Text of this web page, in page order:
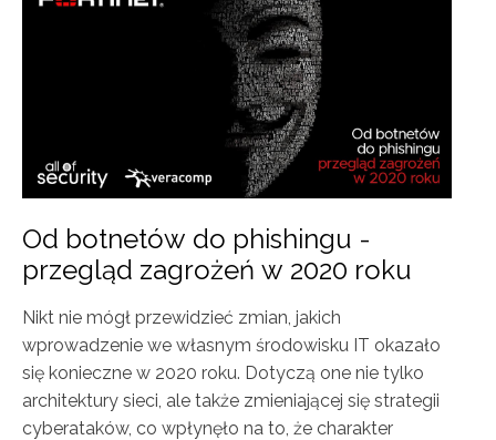
Od botnetów do phishingu -
przegląd zagrożeń w 2020 roku
Nikt nie mógł przewidzieć zmian, jakich
wprowadzenie we własnym środowisku IT okazało
się konieczne w 2020 roku. Dotyczą one nie tylko
architektury sieci, ale także zmieniającej się strategii
cyberataków, co wpłynęło na to, że charakter